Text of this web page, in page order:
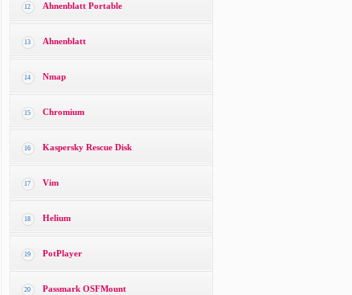
12 Ahnenblatt Portable
13 Ahnenblatt
14 Nmap
15 Chromium
16 Kaspersky Rescue Disk
17 Vim
18 Helium
19 PotPlayer
20 Passmark OSFMount